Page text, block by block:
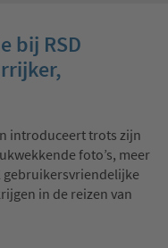
bij RSD
introduceert trots zijn
foto’s, meer
gebruikersvriendelijke
in de reizen van